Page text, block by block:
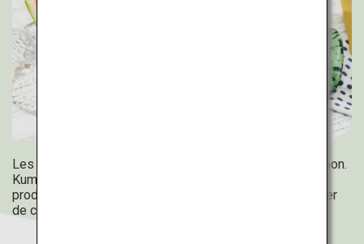
Les pastèques sont une autre spécialité estivale au Japon.
Kumamoto, en particulier, est l'un des principaux
producteurs de pastèques, alors n'oubliez pas de profiter
de ces fruits appétissants lors de votre visite !